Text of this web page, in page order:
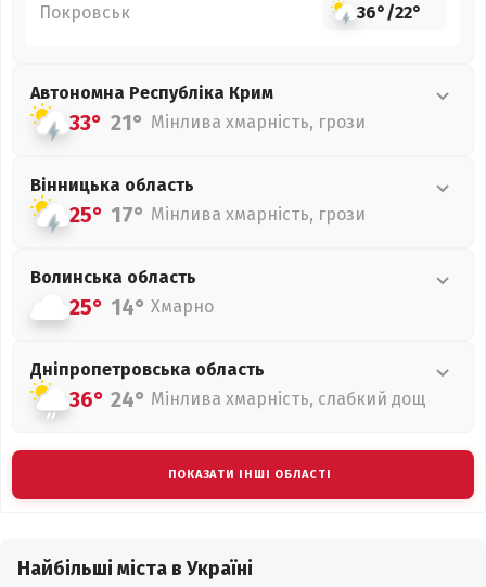
Покровськ 36°/22°
Автономна Республіка Крим
33° 21° Мінлива хмарність, грози
Вінницька область
25° 17° Мінлива хмарність, грози
Волинська область
25° 14° Хмарно
Дніпропетровська область
36° 24° Мінлива хмарність, слабкий дощ
ПОКАЗАТИ ІНШІ ОБЛАСТІ
Найбільші міста в Україні